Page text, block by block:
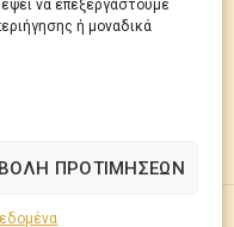
να επεξεργαστούμε
ή μοναδικά
ΠΡΟΤΙΜΉΣΕΩΝ